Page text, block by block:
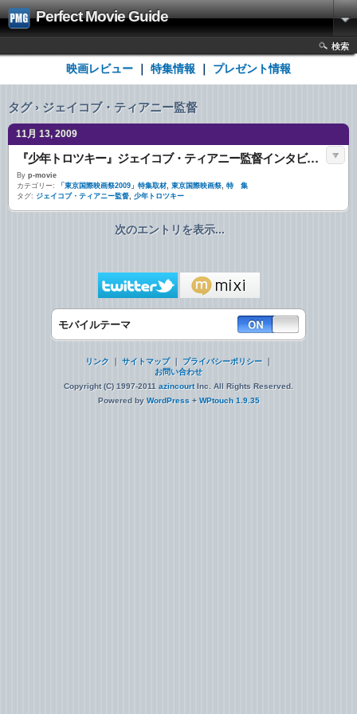
Perfect Movie Guide
検索
映画レビュー 特集情報 プレゼント情報
タグ › ジェイコブ・ティアニー監督
11月 13, 2009
『少年トロツキー』ジェイコブ・ティアニー監督インタビュー
By p-movie
カテゴリー:
「東京国際映画祭2009」特集取材, 東京国際映画祭, 特 集
タグ: ジェイコブ・ティアニー監督, 少年トロツキー
次のエントリを表示...
モバイルテーマ
リンク ｜ サイトマップ｜ プライバシーポリシー｜
お問い合わせ
Copyright (C) 1997-2011 azincourtInc. All Rights Reserved.
Powered by WordPress + WPtouch 1.9.35